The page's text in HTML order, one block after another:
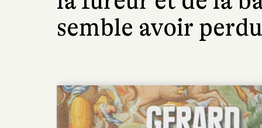
semble avoir